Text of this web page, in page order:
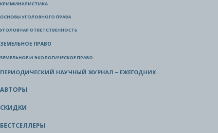
КРИМИНАЛИСТИКА
ОСНОВЫ УГОЛОВНОГО ПРАВА
УГОЛОВНАЯ ОТВЕТСТВЕННОСТЬ
ЗЕМЕЛЬНОЕ ПРАВО
ЗЕМЕЛЬНОЕ И ЭКОЛОГИЧЕСКОЕ ПРАВО
ПЕРИОДИЧЕСКИЙ НАУЧНЫЙ ЖУРНАЛ – ЕЖЕГОДНИК.
АВТОРЫ
СКИДКИ
БЕСТСЕЛЛЕРЫ